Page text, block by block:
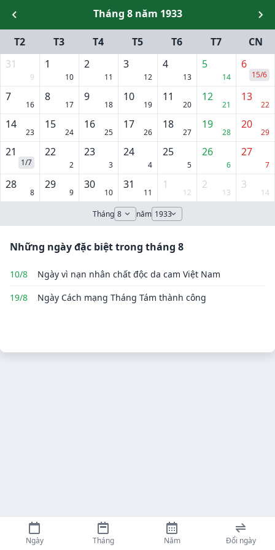
Tháng 8 năm 1933
T2 T3 T4 T5 T6 T7
CN
31
9
1
10
2
11
3
12
4
13
5
14
6
15/6
7
16
8
17
9
18
10
19
11
20
12
21
13
22
14
23
15
24
16
25
17
26
18
27
19
28
20
29
21
1/7
22
2
23
3
24
4
25
5
26
6
27
7
28
8
29
9
30
10
31
11
1
12
2
13
3
14
Tháng năm
Những ngày đặc biệt trong tháng 8
10/8
Ngày vì nạn nhân chất độc da cam Việt Nam
19/8
Ngày Cách mạng Tháng Tám thành công
Ngày Tháng Năm Đổi ngày